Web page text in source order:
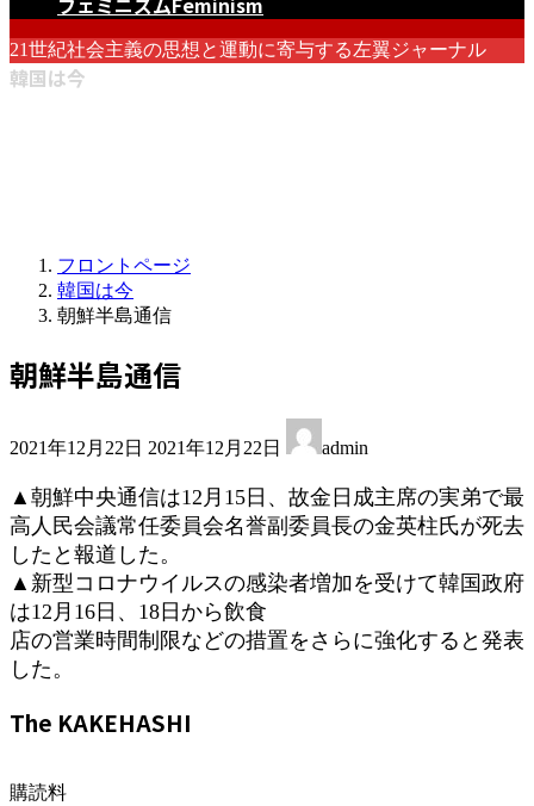
21世紀社会主義の思想と運動に寄与する左翼ジャーナル
韓国は今
フロントページ
韓国は今
朝鮮半島通信
朝鮮半島通信
2021年12月22日 終
新
日
時
:
2021年12月22日 admin
▲朝鮮中央通信は12月15日、故金日成主席の実弟で最
高人民会議常任委員会名誉副委員長の金英柱氏が死去
したと報道した。
▲新型コロナウイルスの感染者増加を受けて韓国政府
は12月16日、18日から飲食
店の営業時間制限などの措置をさらに強化すると発表
した。
The KAKEHASHI
購読料